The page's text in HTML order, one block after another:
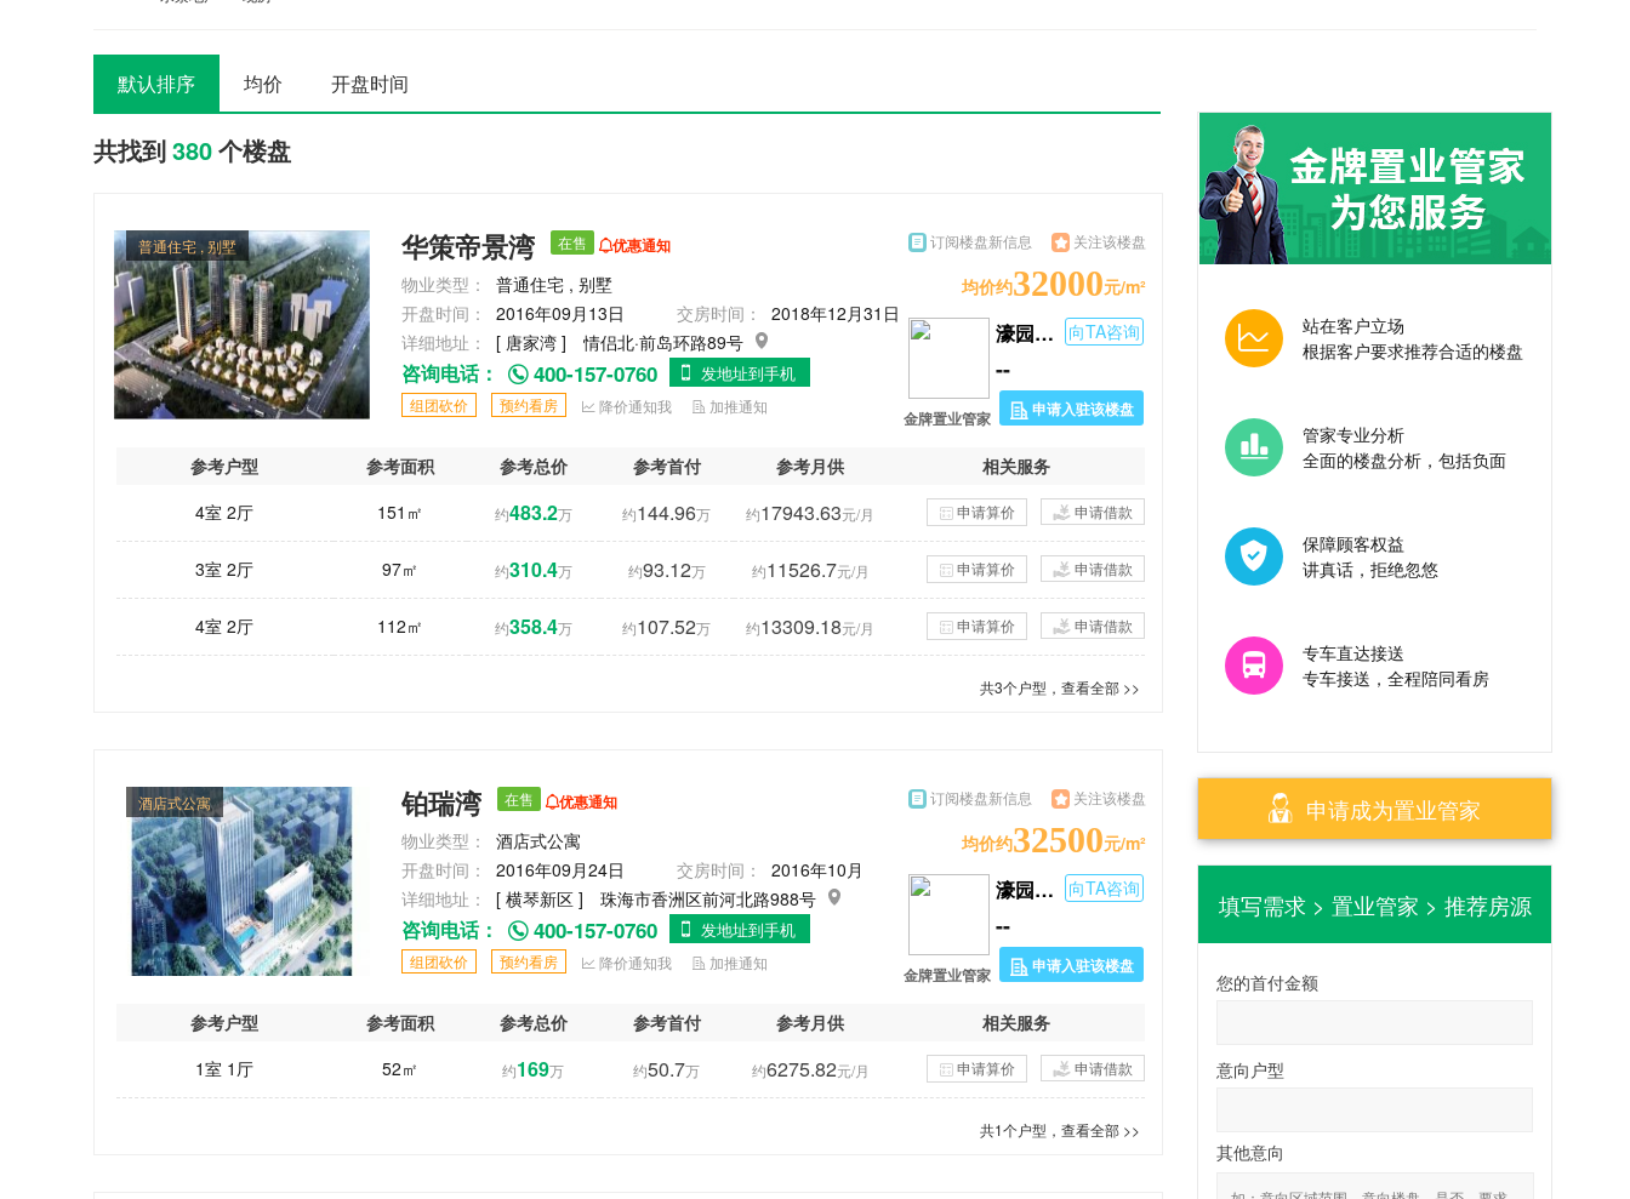
默认排序 均价 开盘时间
共找到380个楼盘
普通住宅 , 别墅 华策帝景湾 在售 优惠通知
物业类型：
普通住宅 , 别墅
开盘时间：
2016年09月13日 交房时间：
2018年12月31日
详细地址：
[ 唐家湾 ] 情侣北·前岛环路89号
咨询电话： 400-157-0760 发地址到手机
组团砍价 预约看房 降价通知我 加推通知
订阅楼盘新信息 关注该楼盘
均价约32000元/m²
向TA咨询
濠园雅居
--
申请入驻该楼盘
金牌置业管家
参考户型 参考面积 参考总价 参考首付 参考月供
相关服务
4室 2厅
151㎡ 约483.2万 约144.96万 约17943.63元/月 申请借款
申请算价
3室 2厅 97㎡ 约310.4万 约93.12万 约11526.7元/月 申请借款
申请算价
4室 2厅 112㎡ 约358.4万 约107.52万 约13309.18元/月 申请借款
申请算价
共3个户型，查看全部 >>
酒店式公寓 铂瑞湾 在售 优惠通知
物业类型：
酒店式公寓
开盘时间：
2016年09月24日 交房时间：
2016年10月
详细地址：
[ 横琴新区 ] 珠海市香洲区前河北路988号
咨询电话： 400-157-0760 发地址到手机
组团砍价 预约看房 降价通知我 加推通知
订阅楼盘新信息 关注该楼盘
均价约32500元/m²
向TA咨询
濠园雅居
--
申请入驻该楼盘
金牌置业管家
参考户型 参考面积 参考总价 参考首付 参考月供
相关服务
1室 1厅
52㎡ 约169万 约50.7万 约6275.82元/月 申请借款
申请算价
共1个户型，查看全部 >>
站在客户立场
根据客户要求推荐合适的楼盘
管家专业分析
全面的楼盘分析，包括负面
保障顾客权益
讲真话，拒绝忽悠
专车直达接送
专车接送，全程陪同看房
申请成为置业管家
填写需求 > 置业管家 > 推荐房源
您的首付金额
意向户型
其他意向